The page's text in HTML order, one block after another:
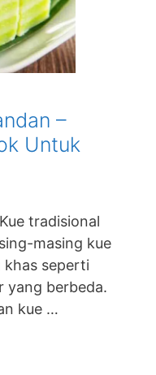
–
Untuk
tradisional
masing kue
khas seperti
yang berbeda.
kue …